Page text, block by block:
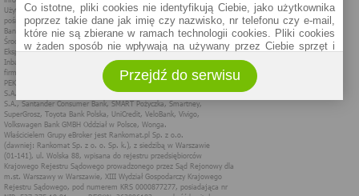
Co istotne, pliki cookies nie identyfikują Ciebie, jako użytkownika
poprzez takie dane jak imię czy nazwisko, nr telefonu czy e-mail,
które nie są zbierane w ramach technologii cookies. Pliki cookies
w żaden sposób nie wpływają na używany przez Ciebie sprzęt i
Zakres wykorzystywania plików cookies możliwy jest do
określenia w ustawieniach przeglądarki każdego użytkownika. Bez
wprowadzenia zmian ustawień, informacje w plikach cookies mogą
być zapisywane w pamięci Twojego urządzenia.
Administratorem danych pozyskiwanych w technologii cookies jest
spółka Rankomat.pl Sp. z o.o. (dawniej: Rankomat Sp. z o. o. Sp.
k.) z siedzibą w Warszawie, ul. Wolska 88, 01 - 141 Warszawa.
Możesz jako użytkownik w każdym czasie skontaktować się z
administratorem pod adresem bok@ebroker.pl, jak również wyrazić
Przejdź do serwisu